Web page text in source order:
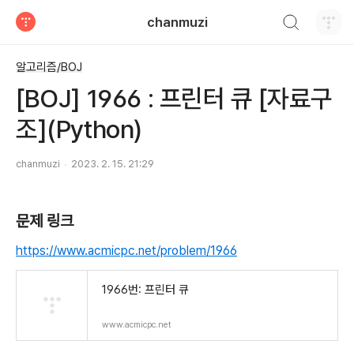
chanmuzi
알고리즘/BOJ
[BOJ] 1966 : 프린터 큐 [자료구
조](Python)
chanmuzi 2023. 2. 15. 21:29
문제 링크
https://www.acmicpc.net/problem/1966
1966번: 프린터 큐
www.acmicpc.net